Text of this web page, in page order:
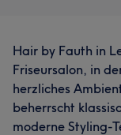
Hair by Fauth in
Friseursalon, in
herzliches
beherrscht
moderne Styling-